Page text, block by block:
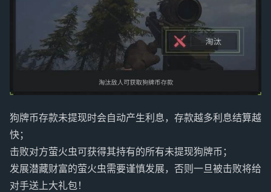
狗牌币存款未提现时会自动产生利息，存款越多利息结算越
快；
击败对方萤火虫可获得其持有的所有未提现狗牌币；
发展潜藏财富的萤火虫需要谨慎发展，否则一旦被击败将给
对手送上大礼包！